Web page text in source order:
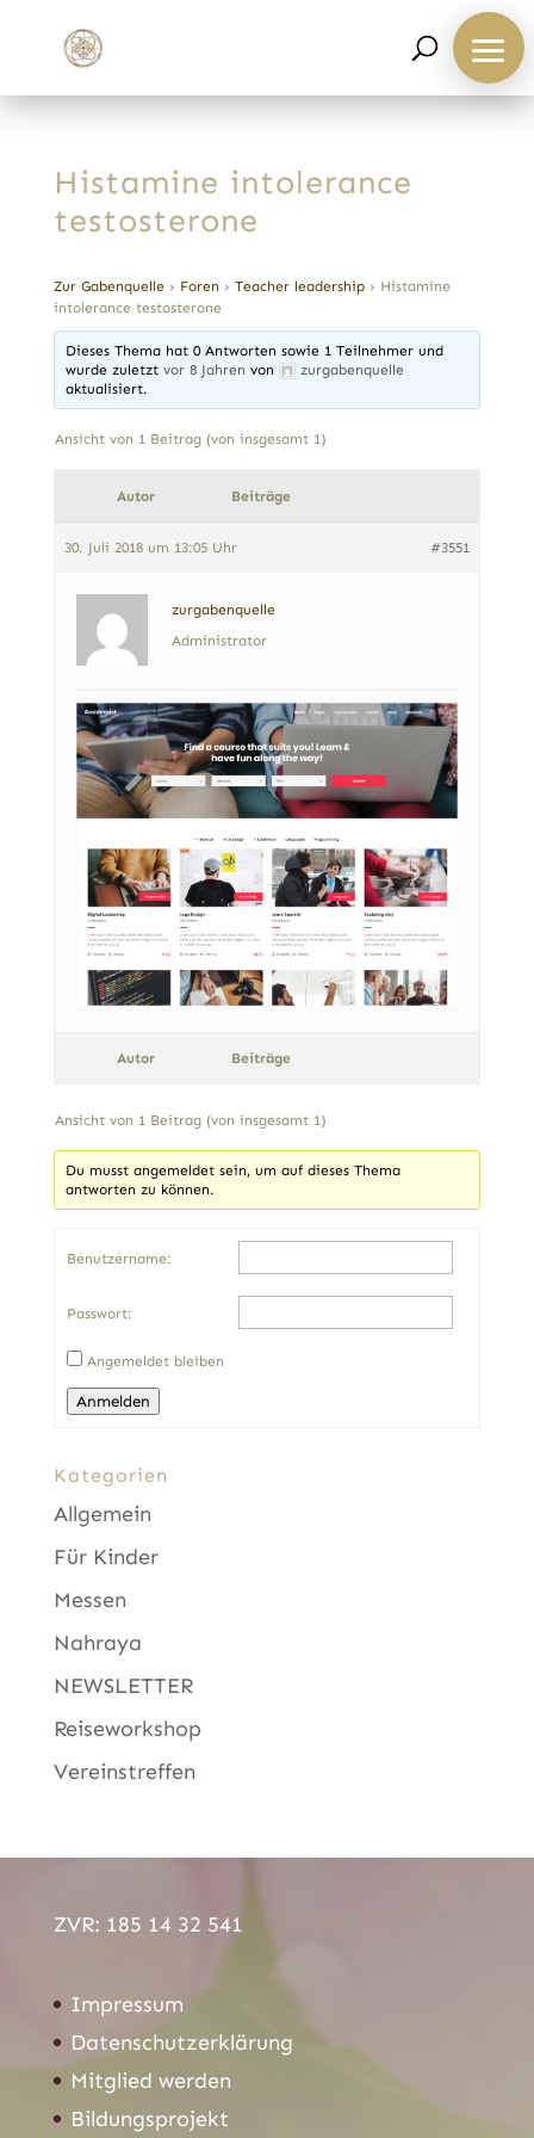
Histamine intolerance
testosterone
Zur Gabenquelle › Foren › Teacher leadership › Histamine
intolerance testosterone
Dieses Thema hat 0 Antworten sowie 1 Teilnehmer und
wurde zuletzt vor 8 Jahren von
zurgabenquelle
aktualisiert.
Ansicht von 1 Beitrag (von insgesamt 1)
Autor Beiträge
30. Juli 2018 um 13:05 Uhr #3551
zurgabenquelle
Administrator
Autor Beiträge
Ansicht von 1 Beitrag (von insgesamt 1)
Du musst angemeldet sein, um auf dieses Thema
antworten zu können.
Benutzername:
Passwort:
Angemeldet bleiben
Anmelden
Kategorien
Allgemein
Für Kinder
Messen
Nahraya
NEWSLETTER
Reiseworkshop
Vereinstreffen
ZVR: 185 14 32 541
Impressum
Datenschutzerklärung
Mitglied werden
Bildungsprojekt